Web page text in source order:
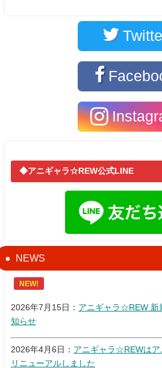
◆アニギャラ☆REW公式LINE
NEWS
NEW!
2026年7月15日： アニギャラ☆REW 新
知らせ
2026年4月6日： アニギャラ☆REWは
リニューアルしました